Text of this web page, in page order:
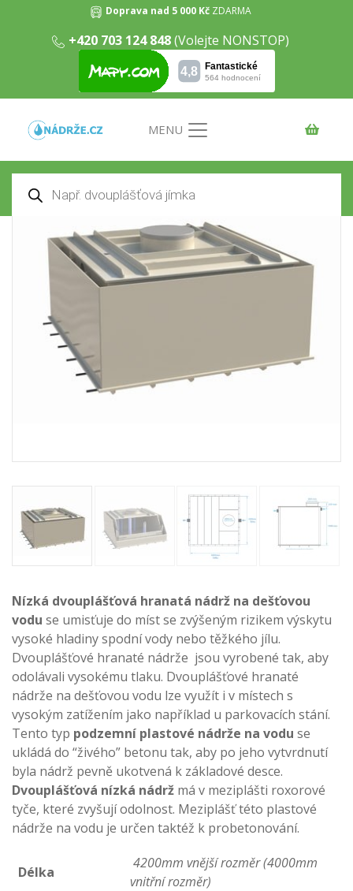
Doprava nad 5 000 Kč ZDARMA
+420 703 124 848(Volejte NONSTOP)
MENU
Products
search
Nízká dvouplášťová hranatá nádrž
Domů/Nádrže na dešťovou vodu/ Nízká dvouplášťová
hranatá nádrž 8m3
Nízká dvouplášťová hranatá nádrž na dešťovou
vodu se umisťuje do míst se zvýšeným rizikem výskytu
vysoké hladiny spodní vody nebo těžkého jílu.
Dvouplášťové hranaté nádrže jsou vyrobené tak, aby
odolávali vysokému tlaku. Dvouplášťové hranaté
nádrže na dešťovou vodu lze využít i v místech s
vysokým zatížením jako například u parkovacích stání.
Tento typ podzemní plastové nádrže na vodu se
ukládá do “živého” betonu tak, aby po jeho vytvrdnutí
byla nádrž pevně ukotvená k základové desce.
Dvouplášťová nízká nádrž má v meziplášti roxorové
tyče, které zvyšují odolnost. Meziplášť této plastové
nádrže na vodu je určen taktéž k probetonování.
Délka
4200mm vnější rozměr (4000mm
vnitřní rozměr)